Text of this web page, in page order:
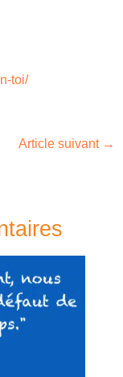
toi/
Article suivant →